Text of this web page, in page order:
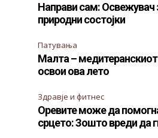
Направи сам: Освежувач
природни состојки
Патувања
Малта –
освои ова лето
Здравје и фитнес
Оревите може да
срцето: Зошто вреди да